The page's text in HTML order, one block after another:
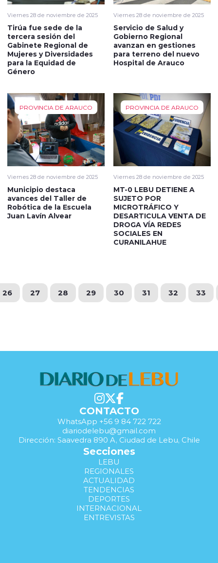
Viernes 28 de noviembre de 2025
Tirúa fue sede de la
tercera sesión del
Gabinete Regional de
Mujeres y Diversidades
para la Equidad de
Género
Viernes 28 de noviembre de 2025
Servicio de Salud y
Gobierno Regional
avanzan en gestiones
para terreno del nuevo
Hospital de Arauco
PROVINCIA DE ARAUCO
Viernes 28 de noviembre de 2025
Municipio destaca
avances del Taller de
Robótica de la Escuela
Juan Lavín Alvear
PROVINCIA DE ARAUCO
Viernes 28 de noviembre de 2025
MT-0 LEBU DETIENE A
SUJETO POR
MICROTRÁFICO Y
DESARTICULA VENTA DE
DROGA VÍA REDES
SOCIALES EN
CURANILAHUE
26 27 28 29 30 31 32 33
CONTACTO
WhatsApp +56 9 84 722 722
diariodelebu@gmail.com
Dirección: Saavedra 890 A, Ciudad de Lebu, Chile
Secciones
LEBU
REGIONALES
ACTUALIDAD
TENDENCIAS
DEPORTES
INTERNACIONAL
ENTREVISTAS